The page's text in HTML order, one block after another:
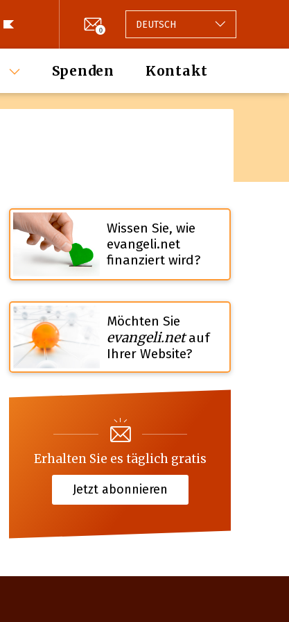
0 DEUTSCH
Spenden Kontakt
Wissen Sie, wie
evangeli.net
finanziert wird?
Möchten Sie
evangeli.netauf
Ihrer Website?
Erhalten Sie es täglich gratis
Jetzt abonnieren